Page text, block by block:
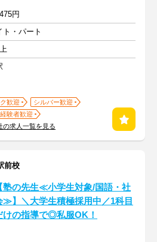
円
ト・パート
歓迎
シルバー歓迎
験者歓迎
の求人一覧を見る
前校
塾の先生≪小学生対象/国語・社
≫】＼大学生積極採用中／1科目
けの指導で◎私服OK！